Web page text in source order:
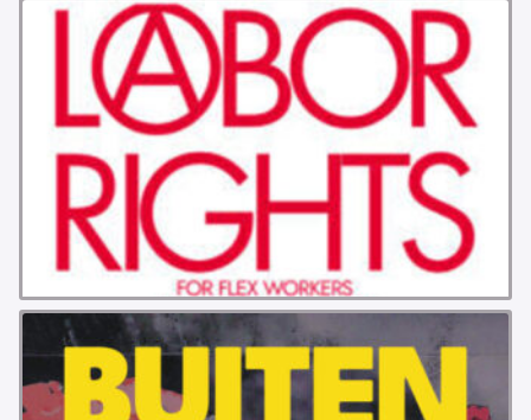
VB FRIESLAND
VB WEST-FRIESLAND
ZWARTE MUGGEN
WERKGROEP ARBEID
WERKGROEP PROPAGANDA
CAMPAGNES
ANARCHISME – EEN INTRODUCTIE
Demo
Update